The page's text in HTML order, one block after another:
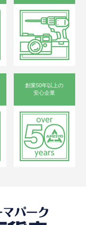
創業50年以上の
安心企業